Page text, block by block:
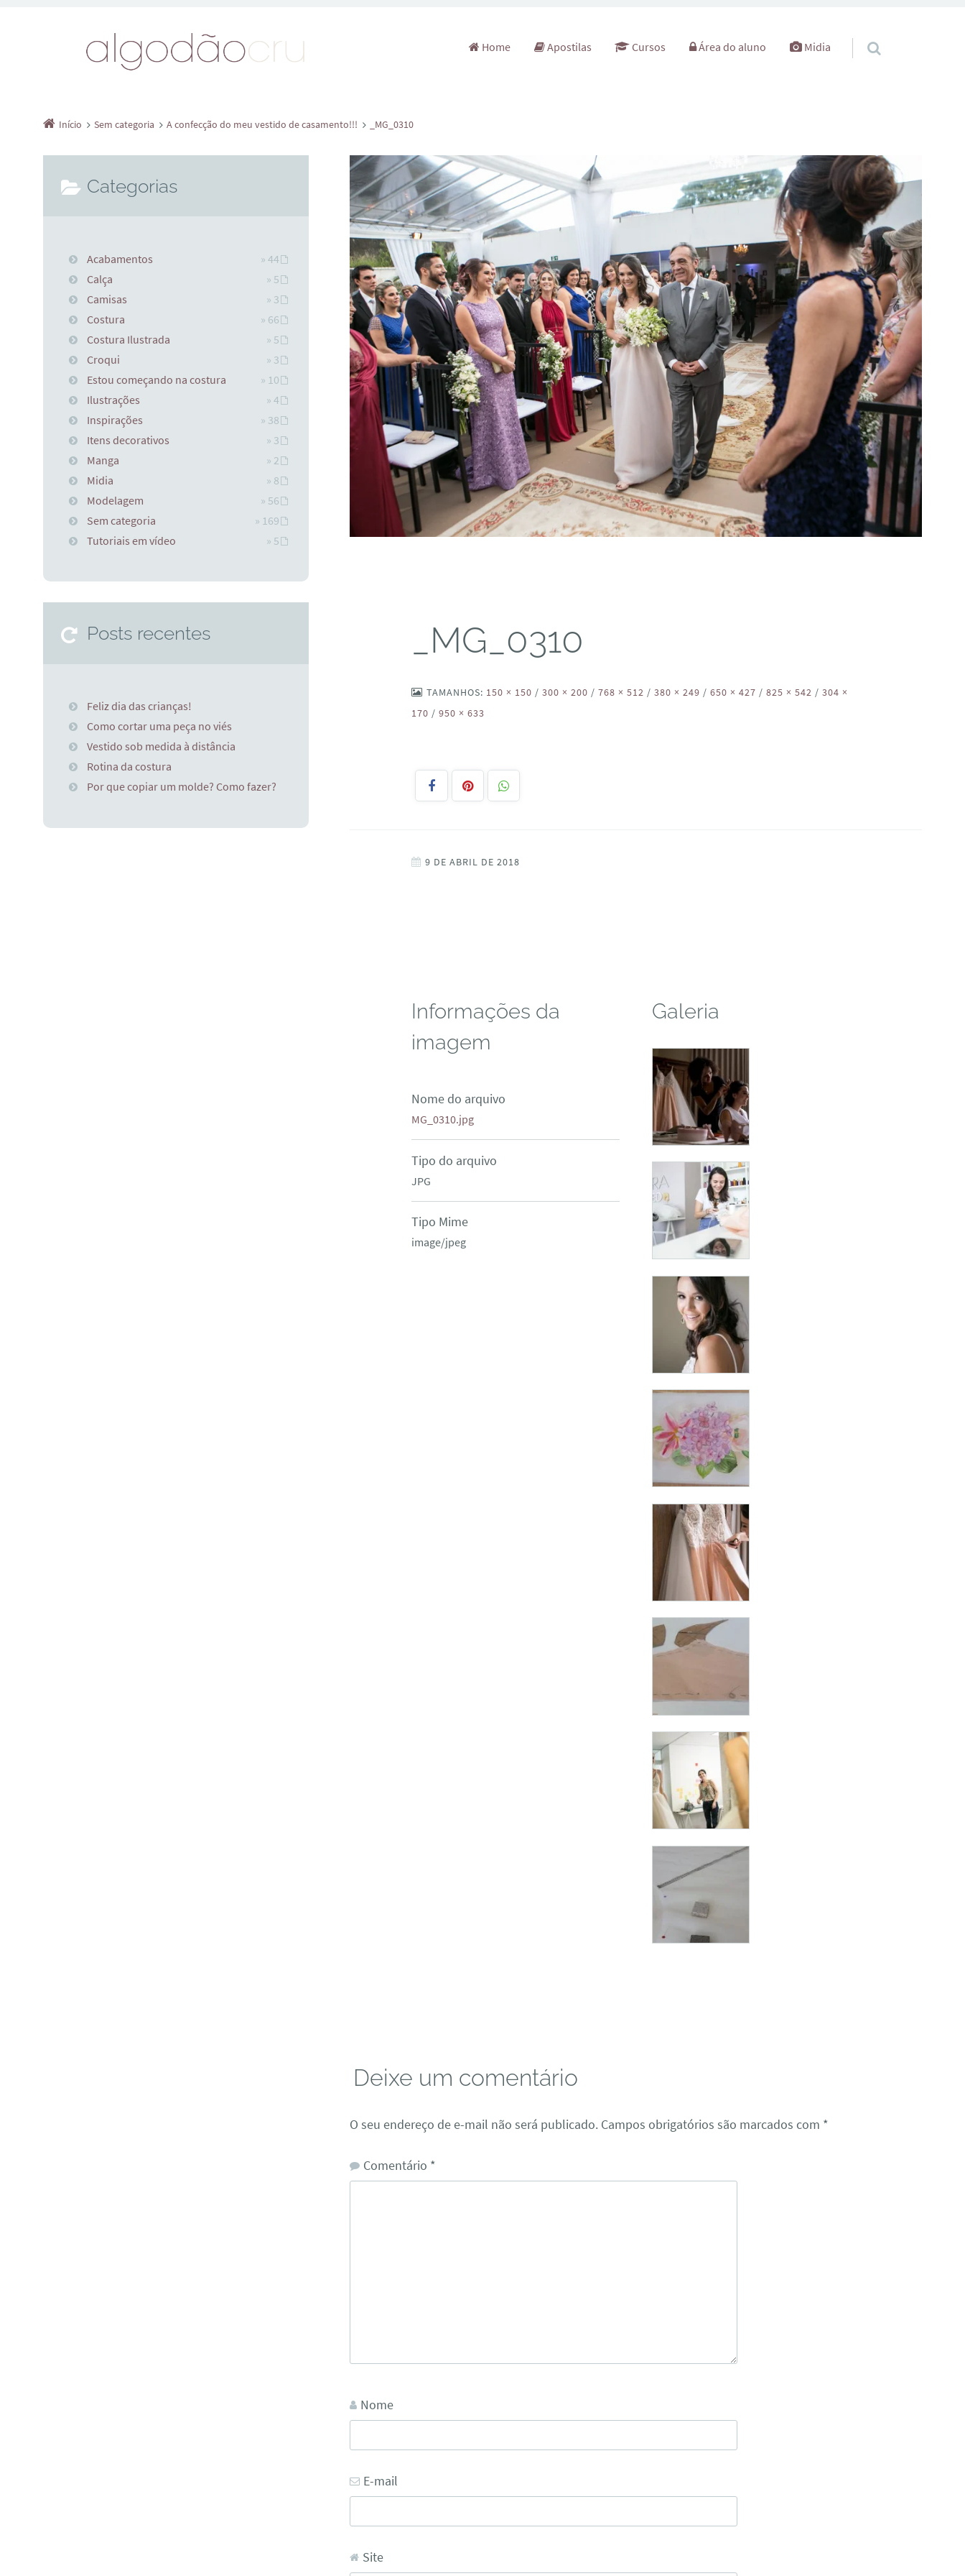
Pular para o conteúdo
Home Apostilas Cursos Área do aluno Midia
Início Sem categoria A confecção do meu vestido de casamento!!! _MG_0310
_MG_0310
TAMANHOS: 150 × 150 / 300 × 200 / 768 × 512 / 380 × 249 / 650 × 427 / 825 × 542 / 304 ×
170 / 950 × 633
9 DE ABRIL DE 2018
Informações da
imagem
Nome do arquivo
MG_0310.jpg
Tipo do arquivo
JPG
Tipo Mime
image/jpeg
Galeria
Deixe um comentário
O seu endereço de e-mail não será publicado. Campos obrigatórios são marcados com *
Comentário *
Nome
E-mail
Site
Categorias
Acabamentos
» 44
Calça
» 5
Camisas
» 3
Costura
» 66
Costura Ilustrada
» 5
Croqui
» 3
Estou começando na costura
» 10
Ilustrações
» 4
Inspirações
» 38
Itens decorativos
» 3
Manga
» 2
Midia
» 8
Modelagem
» 56
Sem categoria
» 169
Tutoriais em vídeo
» 5
Posts recentes
Feliz dia das crianças!
Como cortar uma peça no viés
Vestido sob medida à distância
Rotina da costura
Por que copiar um molde? Como fazer?